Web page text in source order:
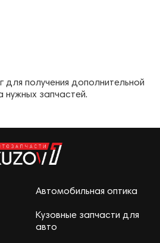
получения дополнительной
запчастей.
Автомобильная оптика
Кузовные запчасти для
авто